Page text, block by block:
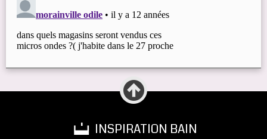
INSPIRATION BAIN